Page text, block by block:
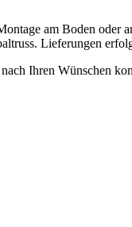
am Boden oder
Lieferungen
Ihren Wünschen